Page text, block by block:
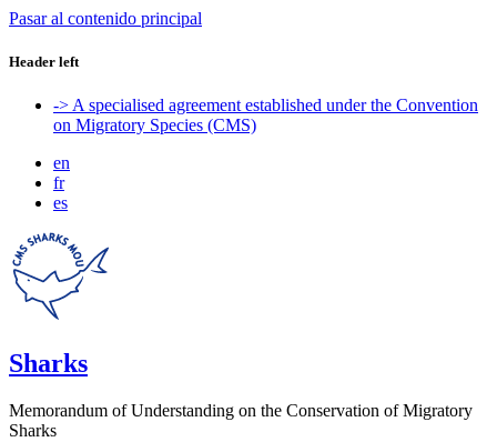
Pasar al contenido principal
Header left
-> A specialised agreement established under the Convention
on Migratory Species (CMS)
en
fr
es
Sharks
Memorandum of Understanding on the Conservation of Migratory
Sharks